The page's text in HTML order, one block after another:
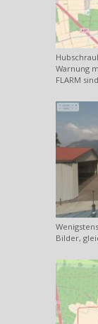
Warnung
FLARM
Bilder,